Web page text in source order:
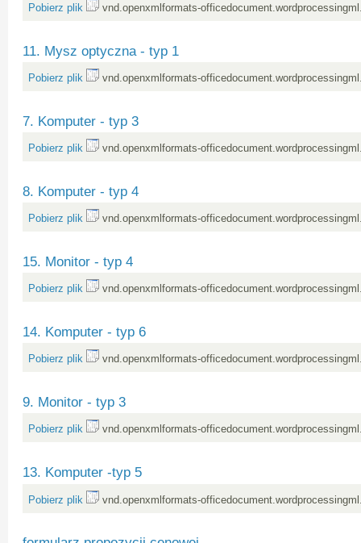
Pobierz plik vnd.openxmlformats-
11. Mysz optyczna - typ 1
Pobierz plik vnd.openxmlformats-
7. Komputer - typ 3
Pobierz plik vnd.openxmlformats-
8. Komputer - typ 4
Pobierz plik vnd.openxmlformats-
15. Monitor - typ 4
Pobierz plik vnd.openxmlformats-
14. Komputer - typ 6
Pobierz plik vnd.openxmlformats-
9. Monitor - typ 3
Pobierz plik vnd.openxmlformats-
13. Komputer -typ 5
Pobierz plik vnd.openxmlformats-